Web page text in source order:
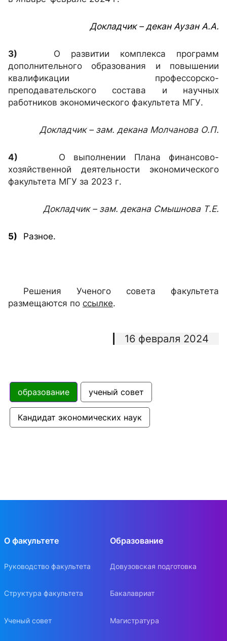
Докладчик – декан Аузан А.А.
3)
О развитии комплекса программ
дополнительного образования и повышении
квалификации профессорско-
преподавательского состава и научных
работников экономического факультета МГУ.
Докладчик – зам. декана Молчанова О.П.
4)
О выполнении Плана финансово-
хозяйственной деятельности экономического
факультета МГУ за 2023 г.
Докладчик – зам. декана Смышнова Т.Е.
5) Разное.
Решения Ученого совета факультета
размещаются по ссылке.
16 февраля 2024
образование ученый совет
Кандидат экономических наук
О факультете
Руководство факультета
Структура факультета
Ученый совет
Образование
Довузовская подготовка
Бакалавриат
Магистратура